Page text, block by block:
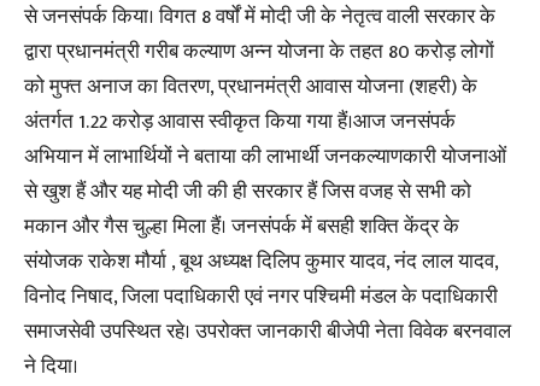
से जनसंपर्क किया। विगत 8 वर्षों में मोदी जी के नेतृत्व वाली सरकार के
द्वारा प्रधानमंत्री गरीब कल्याण अन्न योजना के तहत 80 करोड़ लोगों
को मुफ्त अनाज का वितरण, प्रधानमंत्री आवास योजना (शहरी) के
अंतर्गत 1.22 करोड़ आवास स्वीकृत किया गया हैं।आज जनसंपर्क
अभियान में लाभार्थियों ने बताया की लाभार्थी जनकल्याणकारी योजनाओं
से खुश हैं और यह मोदी जी की ही सरकार हैं जिस‌ वजह से सभी को
मकान और गैस चुल्हा मिला हैं। जनसंपर्क में बसही शक्ति केंद्र के
संयोजक राकेश मौर्या , बूथ अध्यक्ष दिलिप कुमार यादव, नंद लाल यादव,
विनोद निषाद, जिला पदाधिकारी एवं नगर पश्चिमी मंडल के पदाधिकारी
समाजसेवी उपस्थित रहे। उपरोक्त जानकारी बीजेपी नेता विवेक बरनवाल
ने दिया।